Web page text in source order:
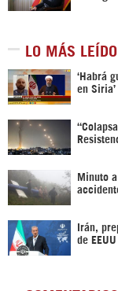
LO MÁS
‎‘Habrá
en Siria’‎
Minuto
Irán,
de EEUU